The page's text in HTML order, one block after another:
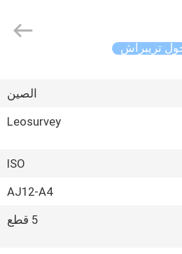
تريبراش
الصين
Leosurvey
ISO
AJ12-A4
5 قطع